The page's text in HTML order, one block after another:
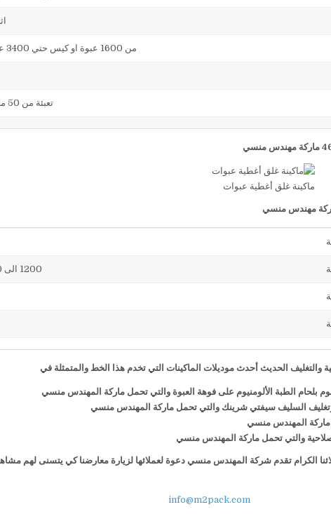
من 1600 عبوة او كيس حتي 3400 عبوه او كيس في الساعة
تعبئة من 50 ملليلتر حتي 1000 ملليلتر
ماكينة غلق أغطية عبوات
1200 الى 2000 غطاء فى الساعة
الحديث أحدث موديلات الماكينات التي تخدم هذا الخط والمتمثلة في
بلحام الطبة الألومنيوم على فوهة العبوة والتي تحمل ماركة المهندس منسي
السليف سيفتي شرينك والتي تحمل ماركة المهندس منسي
ماركة المهندس منسي
والتي تحمل ماركة المهندس منسي
الكرام تقدم شركة المهندس منسي دعوة لعملائها لزيارة معارضنا كي يتسنى لهم
info@m2pack.com